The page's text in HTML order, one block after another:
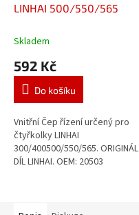
LINHAI 500/550/565
Skladem
592 Kč
Do košíku
Vnitřní Čep řízení určený pro
čtyřkolky LINHAI
300/400500/550/565. ORIGINÁL
DÍL LINHAI. OEM: 20503